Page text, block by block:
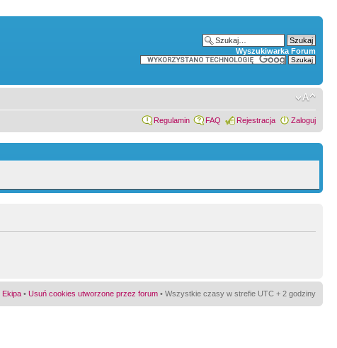
Wyszukiwarka Forum
Regulamin FAQ Rejestracja Zaloguj
Ekipa • Usuń cookies utworzone przez forum • Wszystkie czasy w strefie UTC + 2 godziny